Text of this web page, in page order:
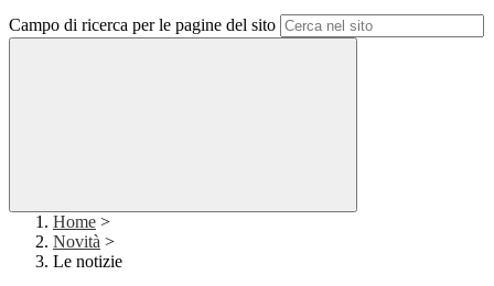
Campo di ricerca per le pagine del sito
Home >
Novità >
Le notizie